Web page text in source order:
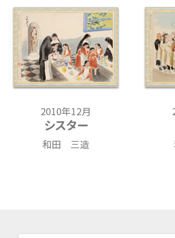
2010年12月
シスター
和田 三造